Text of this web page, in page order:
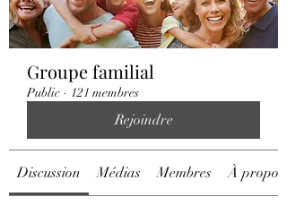
Groupe familial
Public · 121 membres
Rejoindre
Discussion Médias Membres À propos